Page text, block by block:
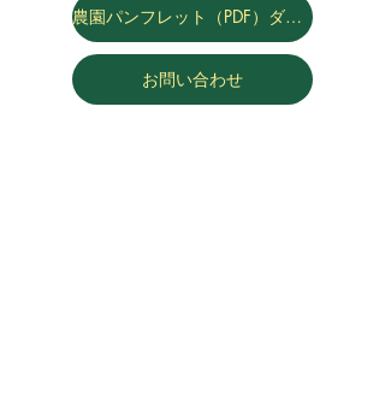
農園パンフレット（PDF）ダウンロード
お問い合わせ